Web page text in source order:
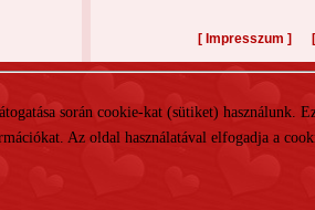
[ Impresszum ]
során cookie-kat (sütiket)
Az oldal használatával elfogadja a